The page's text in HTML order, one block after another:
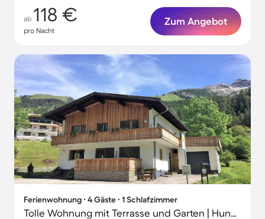
ab 118 €
pro Nacht
Zum Angebot
Ferienwohnung ∙ 4 Gäste ∙ 1 Schlafzimmer
Tolle Wohnung mit Terrasse und Garten | Hunde erlaubt